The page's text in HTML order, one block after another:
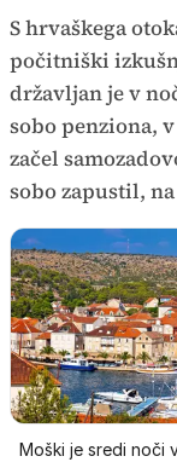
S hrvaškega
počitniški
državljan je v
sobo penziona,
začel
sobo zapustil,
Moški je sredi noči